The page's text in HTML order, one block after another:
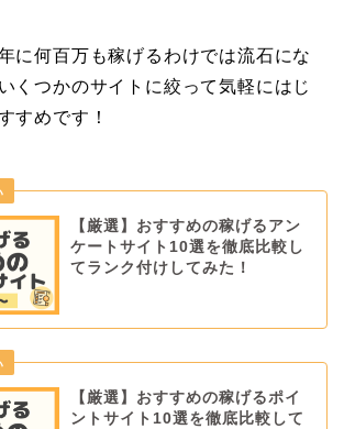
に何百万も稼げるわけでは流石にな
くつかのサイトに絞って気軽にはじ
すめです！
【厳選】おすすめの稼げるアン
ケートサイト10選を徹底比較し
てランク付けしてみた！
【厳選】おすすめの稼げるポイ
ントサイト10選を徹底比較して